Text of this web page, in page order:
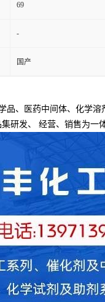
69
-
国产
品、医药中间体、化学
研发、
经营、销售为一